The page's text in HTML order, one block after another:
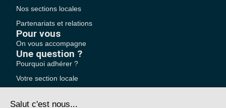
Nos sections locales
Partenariats et relations
Pour vous
On vous accompagne
Une question ?
Pourquoi adhérer ?
Votre section locale